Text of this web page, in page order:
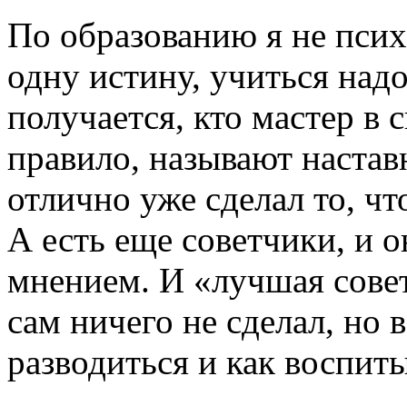
По образованию я не
одну истину, учиться
получается, кто мастер в
правило, называют
отлично уже сделал то,
А есть еще советчики, и
мнением. И «лучшая
сам ничего не сделал, но
разводиться и как